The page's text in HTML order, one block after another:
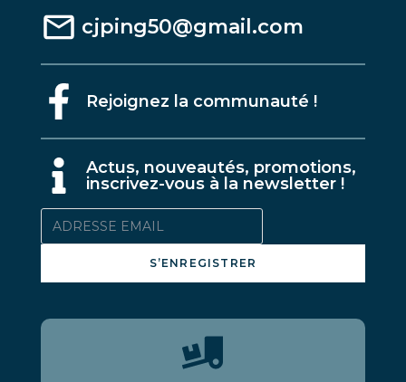
cjping50@gmail.com
Rejoignez la communauté !
Actus, nouveautés, promotions,
inscrivez-vous à la newsletter !
S’ENREGISTRER